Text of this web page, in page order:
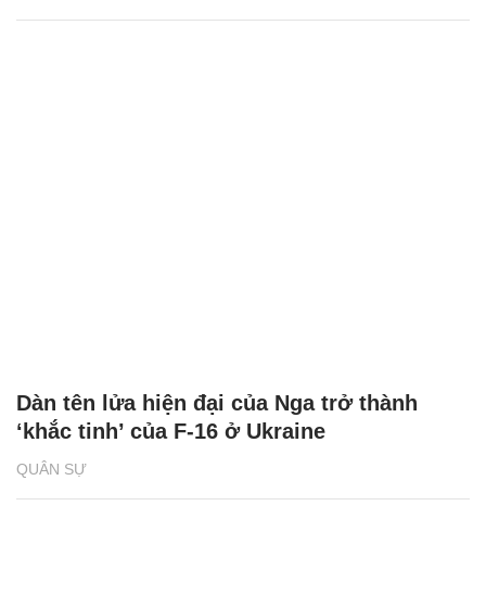
QUÂN SỰ
Dàn tên lửa hiện đại của Nga trở thành
‘khắc tinh’ của F-16 ở Ukraine